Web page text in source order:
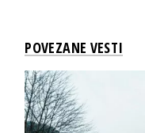
POVEZANE VESTI